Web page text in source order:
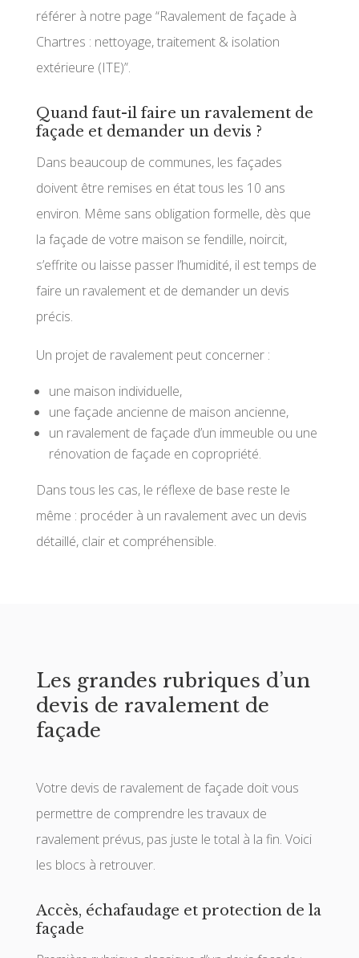
référer à notre page “Ravalement de façade à
Chartres : nettoyage, traitement & isolation
extérieure (ITE)”.
Quand faut-il faire un ravalement de
façade et demander un devis ?
Dans beaucoup de communes, les façades
doivent être remises en état tous les 10 ans
environ. Même sans obligation formelle, dès que
la façade de votre maison se fendille, noircit,
s’effrite ou laisse passer l’humidité, il est temps de
faire un ravalement et de demander un devis
précis.
Un projet de ravalement peut concerner :
une maison individuelle,
une façade ancienne de maison ancienne,
un ravalement de façade d’un immeuble ou une
rénovation de façade en copropriété.
Dans tous les cas, le réflexe de base reste le
même : procéder à un ravalement avec un devis
détaillé, clair et compréhensible.
Les grandes rubriques d’un
devis de ravalement de
façade
Votre devis de ravalement de façade doit vous
permettre de comprendre les travaux de
ravalement prévus, pas juste le total à la fin. Voici
les blocs à retrouver.
Accès, échafaudage et protection de la
façade